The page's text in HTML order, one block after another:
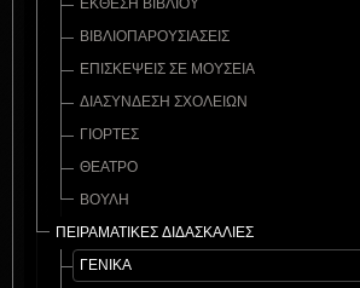
ΈΚΘΕΣΗ ΒΙΒΛΊΟΥ
ΒΙΒΛΙΟΠΑΡΟΥΣΙΆΣΕΙΣ
ΕΠΙΣΚΈΨΕΙΣ ΣΕ ΜΟΥΣΕΊΑ
ΔΙΑΣΎΝΔΕΣΗ ΣΧΟΛΕΊΩΝ
ΓΙΟΡΤΈΣ
ΘΈΑΤΡΟ
ΒΟΥΛΉ
ΠΕΙΡΑΜΑΤΙΚΈΣ ΔΙΔΑΣΚΑΛΊΕΣ
ΓΕΝΙΚΆ